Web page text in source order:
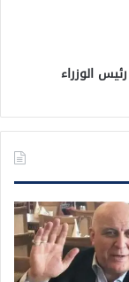
الوزراء